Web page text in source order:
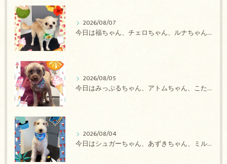
2026/08/07
今日は福ちゃん、チェロちゃん、ルナちゃん、Royちゃん、アネラちゃん、ポコちゃんのトリミングの紹介です【奈良のエース動物病院】
2026/08/05
今日はみっぷるちゃん、アトムちゃん、こたろうちゃん、ルルちゃん、アンジュちゃん、がぶちゃんのトリミングの紹介です【奈良のエース動物病院】
2026/08/04
今日はシュガーちゃん、あずきちゃん、ミルキーちゃん、コロンちゃん、ココちゃんのトリミングの紹介です【奈良のエース動物病院】